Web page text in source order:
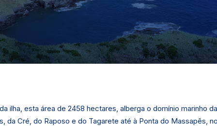
ilha, esta área de 2458 hectares, alberga o domínio marinho
da Cré, do Raposo e do Tagarete até à Ponta do Massapês,